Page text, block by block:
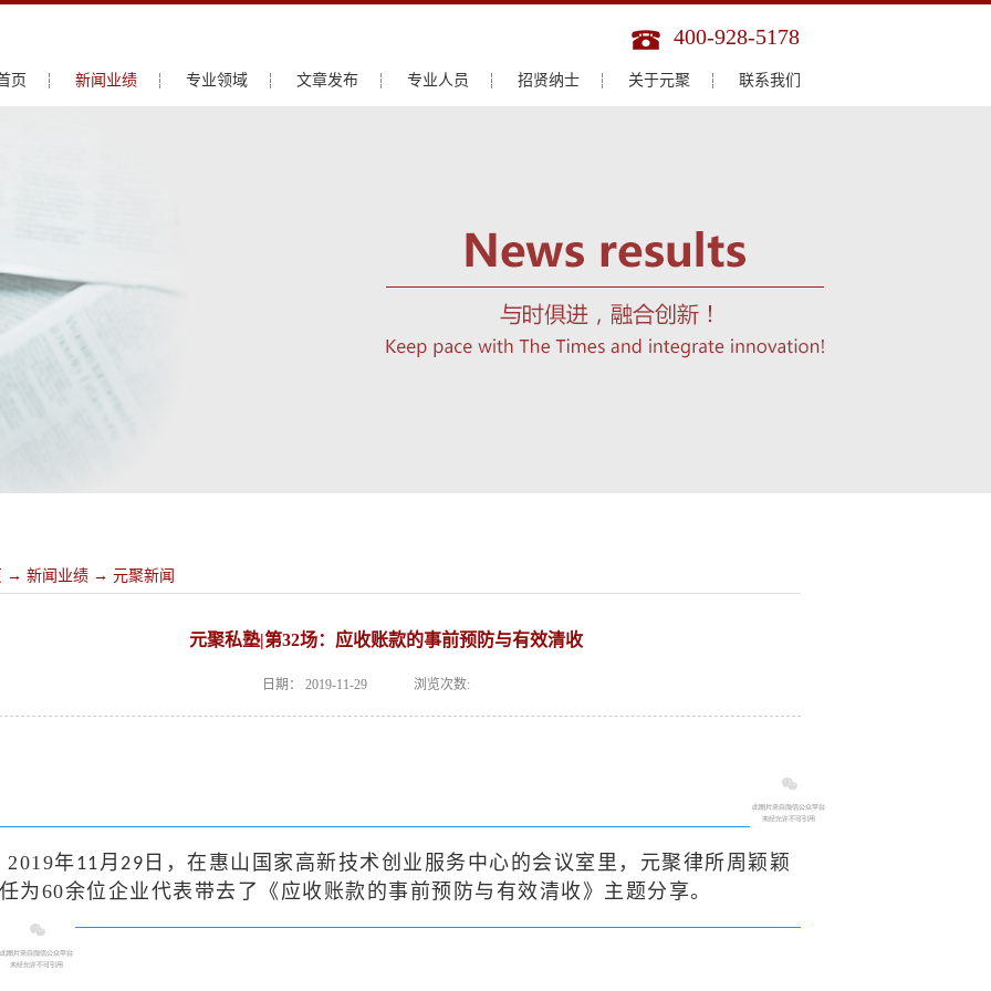
400-928-5178
页 新闻业绩 专业领域 文章发布 专业人员 招贤纳士 关于元聚 联系我们
→ 新闻业绩 → 元聚新闻
元聚私塾|第32场：应收账款的事前预防与有效清收
日期： 2019-11-29 浏览次数:
2019年11月 29 日，在惠山国家高新技术创业服务中心的会议室里，元聚律所周颖颖
为60余位企业代表带去了《应收账款的事前预防与有效清收》主题分享。